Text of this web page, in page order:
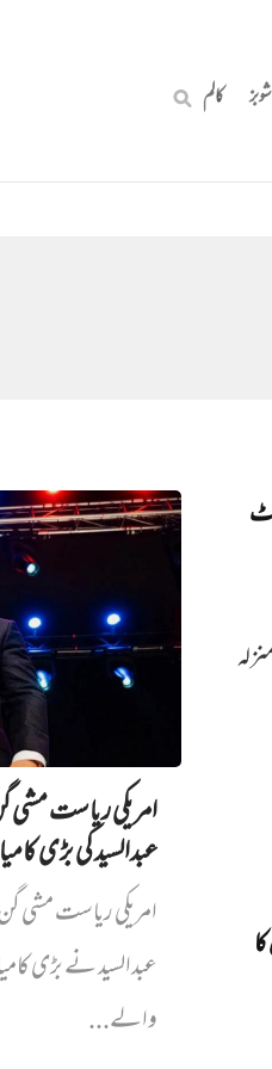
شوبز کالم
امریکی ریاست مشی
عبدالسید کی بڑی
امریکی ریاست مشی
عبدالسید نے بڑی
والے...